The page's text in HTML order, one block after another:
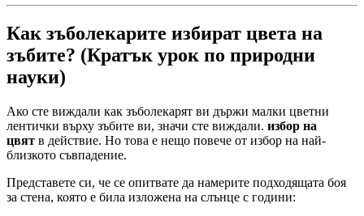
Как зъболекарите избират цвета на
зъбите? (Кратък урок по природни
науки)
Ако сте виждали как зъболекарят ви държи малки цветни
лентички върху зъбите ви, значи сте виждали. избор на
цвят в действие. Но това е нещо повече от избор на най-
близкото съвпадение.
Представете си, че се опитвате да намерите подходящата боя
за стена, която е била изложена на слънце с години: